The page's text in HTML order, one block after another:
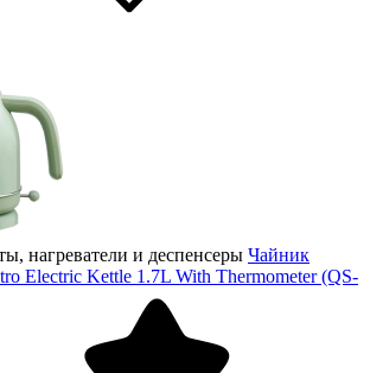
нагреватели и деспенсеры Чайник
Electric Kettle 1.7L With Thermometer (QS-